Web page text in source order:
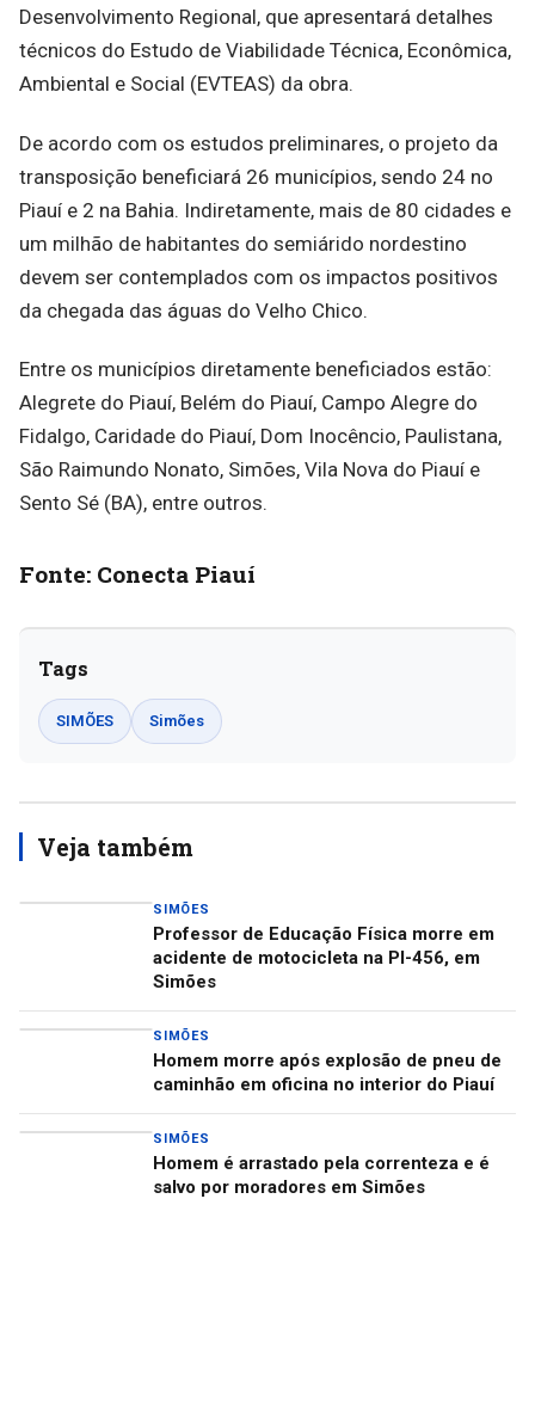
Desenvolvimento Regional, que apresentará detalhes
técnicos do Estudo de Viabilidade Técnica, Econômica,
Ambiental e Social (EVTEAS) da obra.
De acordo com os estudos preliminares, o projeto da
transposição beneficiará 26 municípios, sendo 24 no
Piauí e 2 na Bahia. Indiretamente, mais de 80 cidades e
um milhão de habitantes do semiárido nordestino
devem ser contemplados com os impactos positivos
da chegada das águas do Velho Chico.
Entre os municípios diretamente beneficiados estão:
Alegrete do Piauí, Belém do Piauí, Campo Alegre do
Fidalgo, Caridade do Piauí, Dom Inocêncio, Paulistana,
São Raimundo Nonato, Simões, Vila Nova do Piauí e
Sento Sé (BA), entre outros.
Fonte: Conecta Piauí
Tags
SIMÕES Simões
Veja também
SIMÕES
Professor de Educação Física morre em
acidente de motocicleta na PI-456, em
Simões
SIMÕES
Homem morre após explosão de pneu de
caminhão em oficina no interior do Piauí
SIMÕES
Homem é arrastado pela correnteza e é
salvo por moradores em Simões